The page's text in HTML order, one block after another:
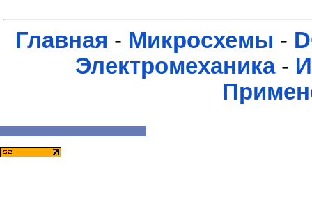
Главная - Микросхемы -
Электромеханика-